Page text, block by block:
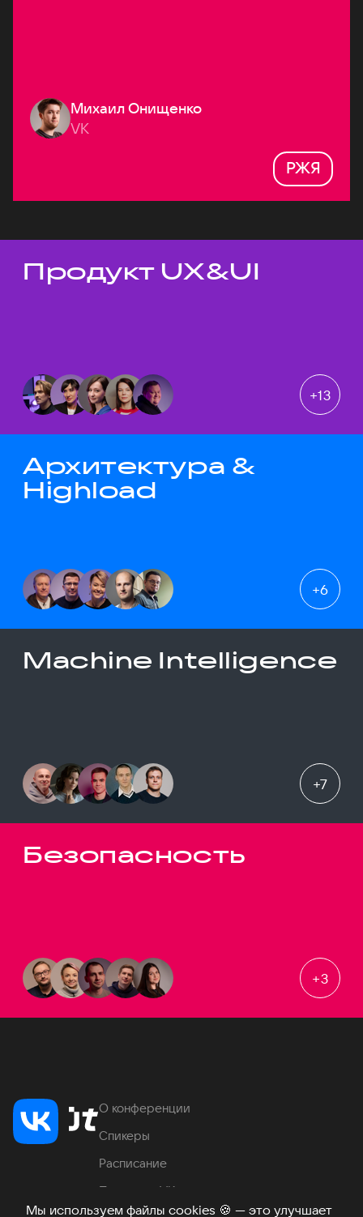
Мы используем файлы cookies 🍪 — это улучшает
Михаил Онищенко
VK
РЖЯ
Темы докладов
Продукт UX&UI
+13
Архитектура &
Highload
+6
Machine Intelligence
+7
Безопасность
+3
О конференции
Спикеры
Расписание
Продукты VK